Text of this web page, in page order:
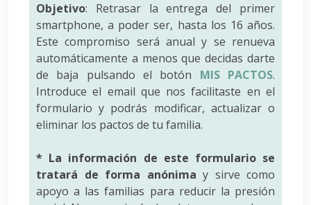
Objetivo: Retrasar la entrega del primer
smartphone, a poder ser, hasta los 16 años.
Este compromiso será anual y se renueva
automáticamente a menos que decidas darte
de baja pulsando el botón MIS PACTOS.
Introduce el email que nos facilitaste en el
formulario y podrás modificar, actualizar o
eliminar los pactos de tu familia.
* La información de este formulario se
tratará de forma anónima y sirve como
apoyo a las familias para reducir la presión